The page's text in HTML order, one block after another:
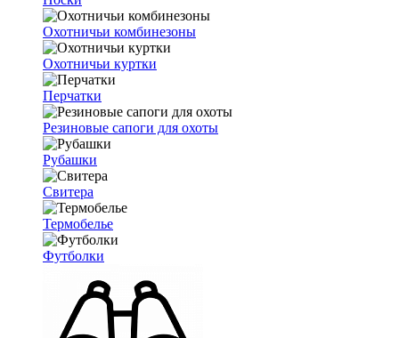
Охотничьи комбинезоны
Охотничьи куртки
Перчатки
Резиновые сапоги для охоты
Рубашки
Свитера
Термобелье
Футболки